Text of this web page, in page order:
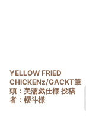
YELLOW FRIED
CHICKENz/GACKT筆
頭：美濡戯仕様 投稿
者：櫻斗様